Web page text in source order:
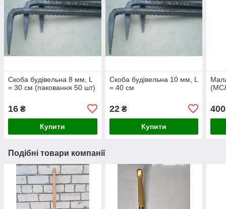
Скоба будівельна 8 мм, L
= 30 см (паковання 50 шт)
16 ₴
Купити
Скоба будівельна 10 мм, L
= 40 см
22₴
Купити
400
Подібні товари компанії